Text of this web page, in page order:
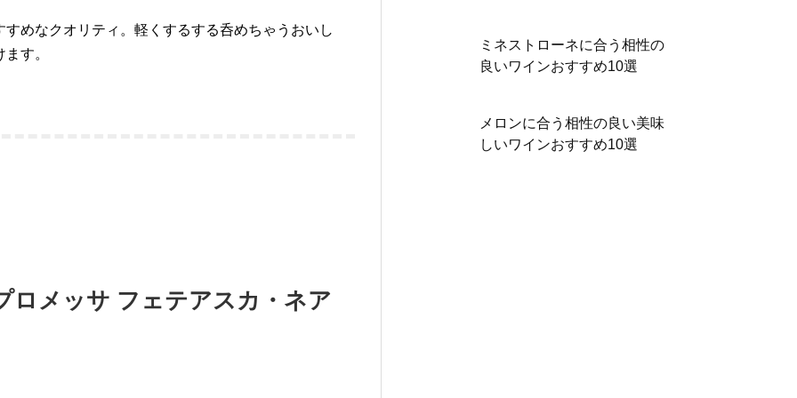
めなクオリティ。軽くするする呑めちゃうおいし
す。
ロメッサ フェテアスカ・ネア
ミネストローネに合う相性の
良いワインおすすめ10選
メロンに合う相性の良い美味
しいワインおすすめ10選